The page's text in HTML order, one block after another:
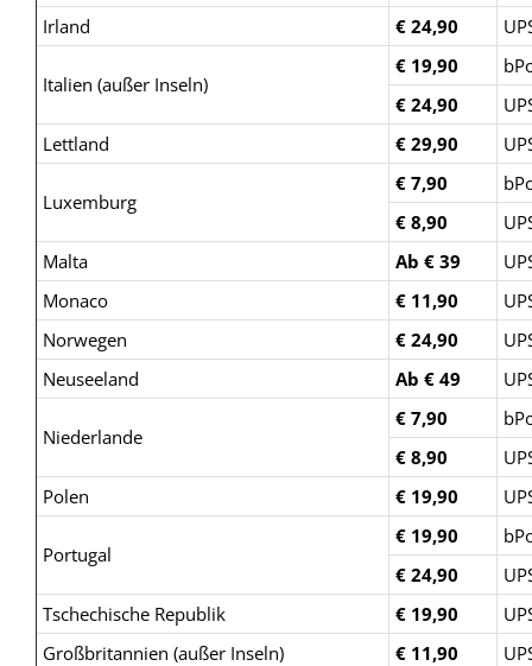
Irland
€ 24,90
Italien (außer Inseln)
€ 19,90
€ 24,90
Lettland
€ 29,90
Luxemburg
€ 7,90
€ 8,90
Malta
Ab € 39
Monaco
€ 11,90
Norwegen
€ 24,90
Neuseeland
Ab € 49
Niederlande
€ 7,90
€ 8,90
Polen
€ 19,90
Portugal
€ 19,90
€ 24,90
Tschechische Republik
€ 19,90
Großbritannien (außer Inseln)
€ 11,90